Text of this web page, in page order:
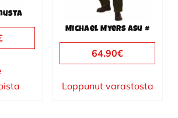
Michael Myers asu #
64.90€
Loppunut varastosta